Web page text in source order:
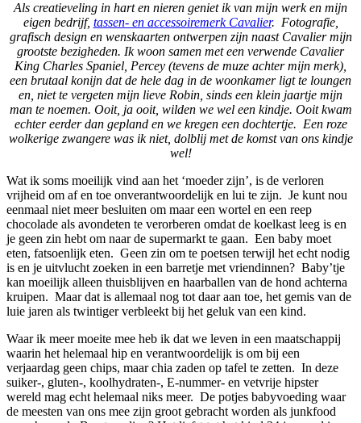
Als creatieveling in hart en nieren geniet ik van mijn werk en mijn
eigen bedrijf, tassen- en accessoiremerk Cavalier. Fotografie,
grafisch design en wenskaarten ontwerpen zijn naast Cavalier mijn
grootste bezigheden. Ik woon samen met een verwende Cavalier
King Charles Spaniel, Percey (tevens de muze achter mijn merk),
een brutaal konijn dat de hele dag in de woonkamer ligt te loungen
en, niet te vergeten mijn lieve Robin, sinds een klein jaartje mijn
man te noemen. Ooit, ja ooit, wilden we wel een kindje. Ooit kwam
echter eerder dan gepland en we kregen een dochtertje. Een roze
wolkerige zwangere was ik niet, dolblij met de komst van ons kindje
wel!
Wat ik soms moeilijk vind aan het ‘moeder zijn’, is de verloren
vrijheid om af en toe onverantwoordelijk en lui te zijn. Je kunt nou
eenmaal niet meer besluiten om maar een wortel en een reep
chocolade als avondeten te verorberen omdat de koelkast leeg is en
je geen zin hebt om naar de supermarkt te gaan. Een baby moet
eten, fatsoenlijk eten. Geen zin om te poetsen terwijl het echt nodig
is en je uitvlucht zoeken in een barretje met vriendinnen? Baby’tje
kan moeilijk alleen thuisblijven en haarballen van de hond achterna
kruipen. Maar dat is allemaal nog tot daar aan toe, het gemis van de
luie jaren als twintiger verbleekt bij het geluk van een kind.
Waar ik meer moeite mee heb ik dat we leven in een maatschappij
waarin het helemaal hip en verantwoordelijk is om bij een
verjaardag geen chips, maar chia zaden op tafel te zetten. In deze
suiker-, gluten-, koolhydraten-, E-nummer- en vetvrije hipster
wereld mag echt helemaal niks meer. De potjes babyvoeding waar
de meesten van ons mee zijn groot gebracht worden als junkfood